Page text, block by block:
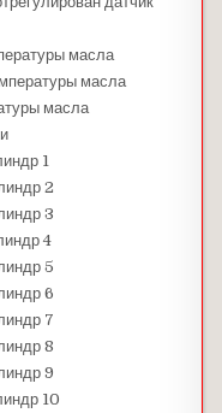
масла
масла
масла
1
2
3
4
5
6
7
8
9
10